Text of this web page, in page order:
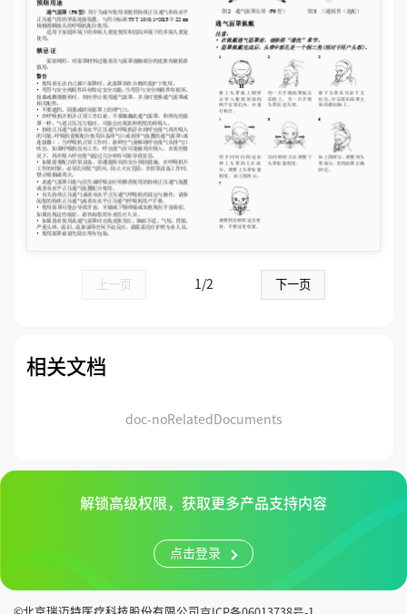
上一页 1/2 下一页
相关文档
doc-noRelatedDocuments
解锁高级权限，获取更多产品支持内容
点击登录